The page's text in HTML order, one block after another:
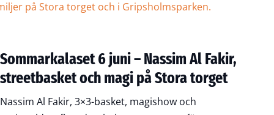
Sommarkalaset 6 juni – Nassim Al Fakir,
streetbasket och magi på Stora torget
Nassim Al Fakir, 3×3-basket, magishow och